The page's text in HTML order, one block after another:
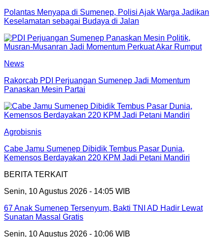
Polantas Menyapa di Sumenep, Polisi Ajak Warga Jadikan
Keselamatan sebagai Budaya di Jalan
News
Rakorcab PDI Perjuangan Sumenep Jadi Momentum
Panaskan Mesin Partai
Agrobisnis
Cabe Jamu Sumenep Dibidik Tembus Pasar Dunia,
Kemensos Berdayakan 220 KPM Jadi Petani Mandiri
BERITA TERKAIT
Senin, 10 Agustus 2026 - 14:05 WIB
67 Anak Sumenep Tersenyum, Bakti TNI AD Hadir Lewat
Sunatan Massal Gratis
Senin, 10 Agustus 2026 - 10:06 WIB